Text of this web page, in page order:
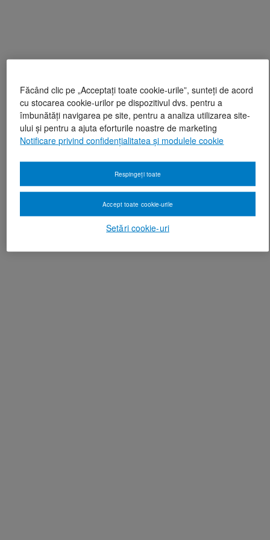
Făcând clic pe „Acceptați toate cookie-urile”, sunteți de acord
cu stocarea cookie-urilor pe dispozitivul dvs. pentru a
îmbunătăți navigarea pe site, pentru a analiza utilizarea site-
ului și pentru a ajuta eforturile noastre de marketing
Notificare privind confidențialitatea și modulele cookie
Setări cookie-uri
Respingeți toate
Accept toate cookie-urile